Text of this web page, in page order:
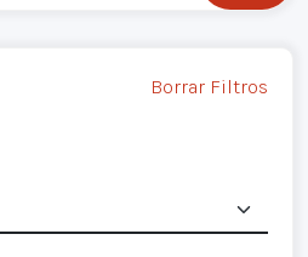
Borrar Filtros